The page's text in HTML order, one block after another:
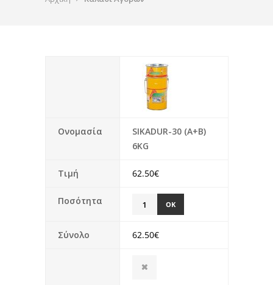
Ονομασία
SIKADUR-30 (A+B)
6KG
Τιμή 62.50€
Ποσότητα
Σύνολο 62.50€